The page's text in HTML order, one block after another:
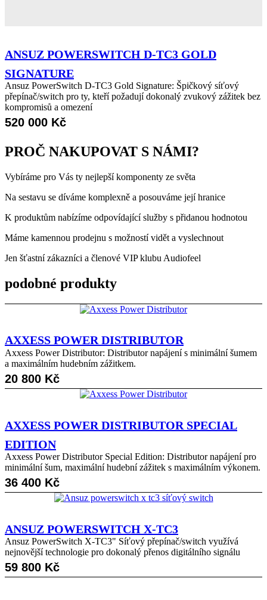
ANSUZ POWERSWITCH D-TC3 GOLD
SIGNATURE
Ansuz PowerSwitch D-TC3 Gold Signature: Špičkový síťový
přepínač/switch pro ty, kteří požadují dokonalý zvukový zážitek bez
kompromisů a omezení
520 000 Kč
PROČ NAKUPOVAT S NÁMI?
Vybíráme pro Vás ty nejlepší komponenty ze světa
Na sestavu se díváme komplexně a posouváme její hranice
K produktům nabízíme odpovídající služby s přidanou hodnotou
Máme kamennou prodejnu s možností vidět a vyslechnout
Jen šťastní zákazníci a členové VIP klubu Audiofeel
podobné produkty
AXXESS POWER DISTRIBUTOR
Axxess Power Distributor: Distributor napájení s minimální šumem
a maximálním hudebním zážitkem.
20 800 Kč
AXXESS POWER DISTRIBUTOR SPECIAL
EDITION
Axxess Power Distributor Special Edition: Distributor napájení pro
minimální šum, maximální hudební zážitek s maximálním výkonem.
36 400 Kč
ANSUZ POWERSWITCH X-TC3
Ansuz PowerSwitch X-TC3" Síťový přepínač/switch využívá
nejnovější technologie pro dokonalý přenos digitálního signálu
59 800 Kč